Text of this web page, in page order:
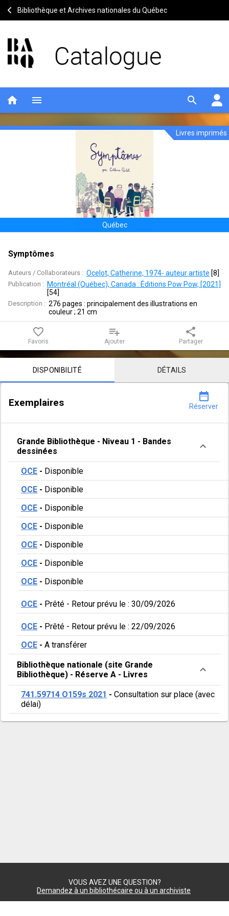
Bibliothèque et Archives nationales du Québec
home menu search
Québec
Livres imprimés
Symptômes
Auteurs / Collaborateurs : Ocelot, Catherine, 1974- auteur artiste [8]
Publication : Montréal (Québec), Canada : Éditions Pow Pow, [2021]
[54]
Description : 276 pages : principalement des illustrations en
couleur ; 21 cm
favorite_border
Favoris
playlist_add
Ajouter
share
Partager
Contenu de la notice
DISPONIBILITÉ DÉTAILS
Exemplaires
date_range
Réserver
Grande Bibliothèque - Niveau 1 - Bandes
dessinées
OCE - Disponible
OCE - Disponible
OCE - Disponible
OCE - Disponible
OCE - Disponible
OCE - Disponible
OCE - Disponible
OCE - Prêté - Retour prévu le : 30/09/2026
OCE - Prêté - Retour prévu le : 22/09/2026
OCE - A transférer
Bibliothèque nationale (site Grande
Bibliothèque) - Réserve A - Livres
741.59714 O159s 2021 - Consultation sur place (avec
délai)
VOUS AVEZ UNE QUESTION?
Demandez à un bibliothécaire ou à un archiviste